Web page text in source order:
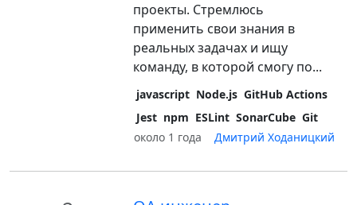
проекты. Стремлюсь
применить свои знания в
реальных задачах и ищу
команду, в которой смогу по...
javascript Node.js GitHub Actions
Jest npm ESLint SonarCube Git
около 1 года
Дмитрий Ходаницкий